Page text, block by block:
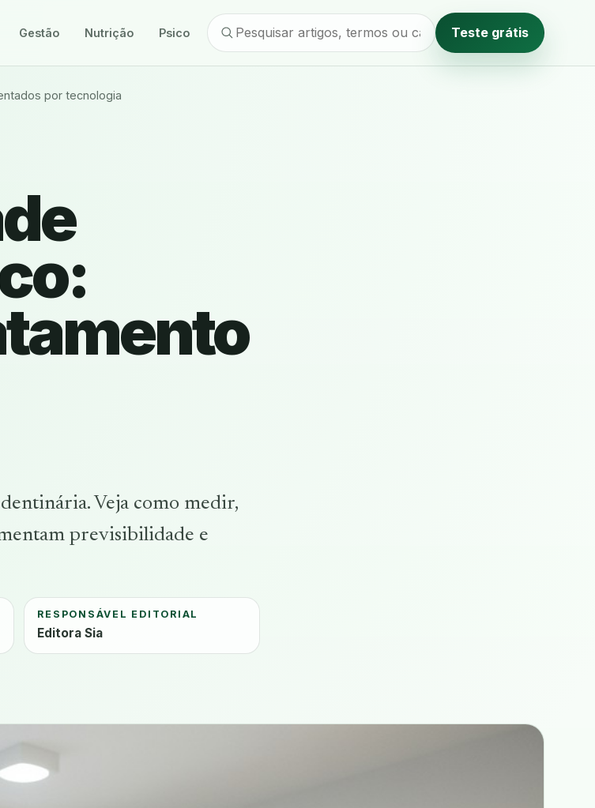
Gestão Nutrição Psicologia Método editorial Teste grátis
por tecnologia
Veja como medir,
previsibilidade e
RESPONSÁVEL EDITORIAL
Editora Sia